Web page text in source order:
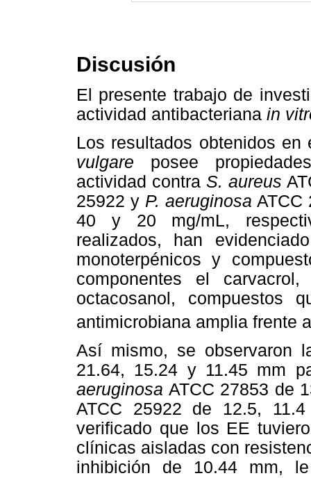
Discusión
El presente trabajo de
actividad antibacteriana in
Los resultados obtenidos
vulgare posee
actividad contra S. aureus
25922 y P. aeruginosa ATCC
40 y 20 mg/mL,
realizados, han
monoterpénicos y
componentes el
octacosanol, compuestos
antimicrobiana amplia frente
Así mismo, se observaron
21.64, 15.24 y 11.45 mm
aeruginosa ATCC 27853 de
ATCC 25922 de 12.5,
verificado que los EE
clínicas aisladas con
inhibición de 10.44 mm,